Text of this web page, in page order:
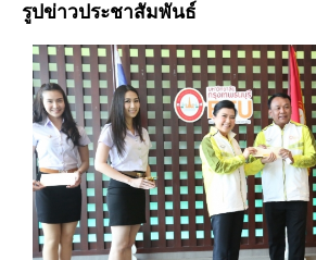
รูปข่าวประชาสัมพันธ์